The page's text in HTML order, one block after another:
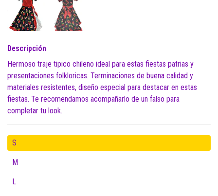
Descripción
Hermoso traje tipico chileno ideal para estas fiestas patrias y
presentaciones folkloricas. Terminaciones de buena calidad y
materiales resistentes, diseño especial para destacar en estas
fiestas. Te recomendamos acompañarlo de un falso para
completar tu look.
S
M
L